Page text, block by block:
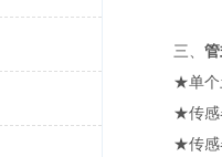
三、
★单个土
★传感器
★传感器